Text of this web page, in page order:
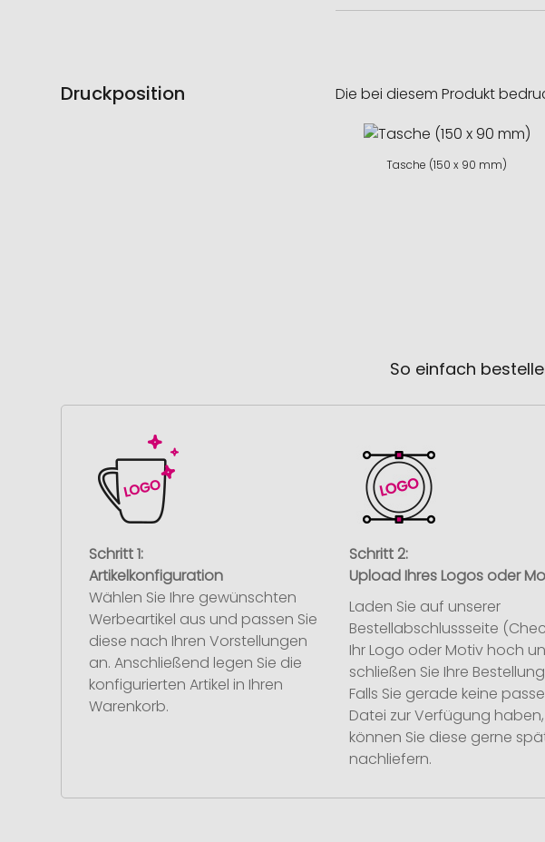
Druckposition Die bei diesem Produkt
Tasche (150 x 90 mm)
So einfach
Schritt 1:
Artikelkonfiguration
Wählen Sie Ihre gewünschten
Werbeartikel aus und passen Sie
diese nach Ihren Vorstellungen
an. Anschließend legen Sie die
konfigurierten Artikel in Ihren
Warenkorb.
Schritt 2:
Upload Ihres Logos oder
Laden Sie auf unserer
Bestellabschlussseite
Ihr Logo oder Motiv hoch
schließen Sie Ihre
Falls Sie gerade keine
Datei zur Verfügung haben,
können Sie diese gerne
nachliefern.